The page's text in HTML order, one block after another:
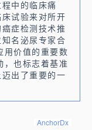
中的临床痛
试验来对所开
症检测技术推
名泌尿专家合
用价值的重要数
，也标志着基准
出了重要的一
AnchorDx